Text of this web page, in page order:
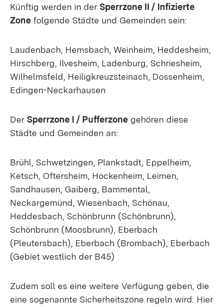
Künftig werden in der Sperrzone II / Infizierte
Zone folgende Städte und Gemeinden sein:
Laudenbach, Hemsbach, Weinheim, Heddesheim,
Hirschberg, Ilvesheim, Ladenburg, Schriesheim,
Wilhelmsfeld, Heiligkreuzsteinach, Dossenheim,
Edingen-Neckarhausen
Der Sperrzone I / Pufferzone gehören diese
Städte und Gemeinden an:
Brühl, Schwetzingen, Plankstadt, Eppelheim,
Ketsch, Oftersheim, Hockenheim, Leimen,
Sandhausen, Gaiberg, Bammental,
Neckargemünd, Wiesenbach, Schönau,
Heddesbach, Schönbrunn (Schönbrunn),
Schönbrunn (Moosbrunn), Eberbach
(Pleutersbach), Eberbach (Brombach), Eberbach
(Gebiet westlich der B45)
Zudem soll es eine weitere Verfügung geben, die
eine sogenannte Sicherheitszone regeln wird. Hier